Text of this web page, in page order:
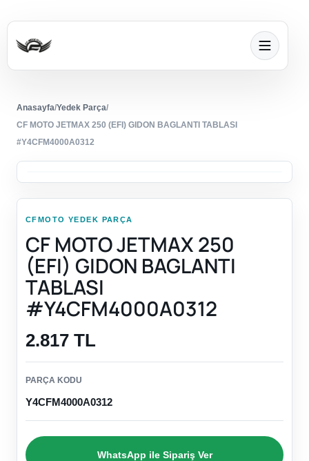
Anasayfa/Yedek Parça/
CF MOTO JETMAX 250 (EFI) GIDON BAGLANTI TABLASI
#Y4CFM4000A0312
CFMOTO YEDEK PARÇA
CF MOTO JETMAX 250
(EFI) GIDON BAGLANTI
TABLASI
#Y4CFM4000A0312
2.817 TL
PARÇA KODU
Y4CFM4000A0312
WhatsApp ile Sipariş Ver